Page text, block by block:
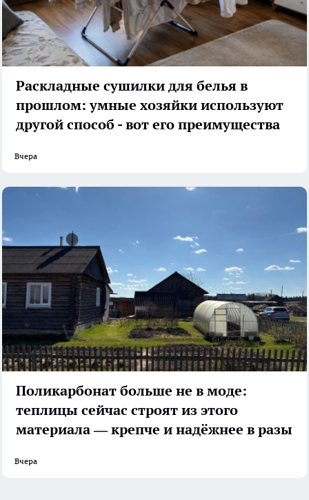
Раскладные сушилки для белья в
прошлом: умные хозяйки используют
другой способ - вот его преимущества
Вчера
Поликарбонат больше не в моде:
теплицы сейчас строят из этого
материала — крепче и надёжнее в разы
Вчера